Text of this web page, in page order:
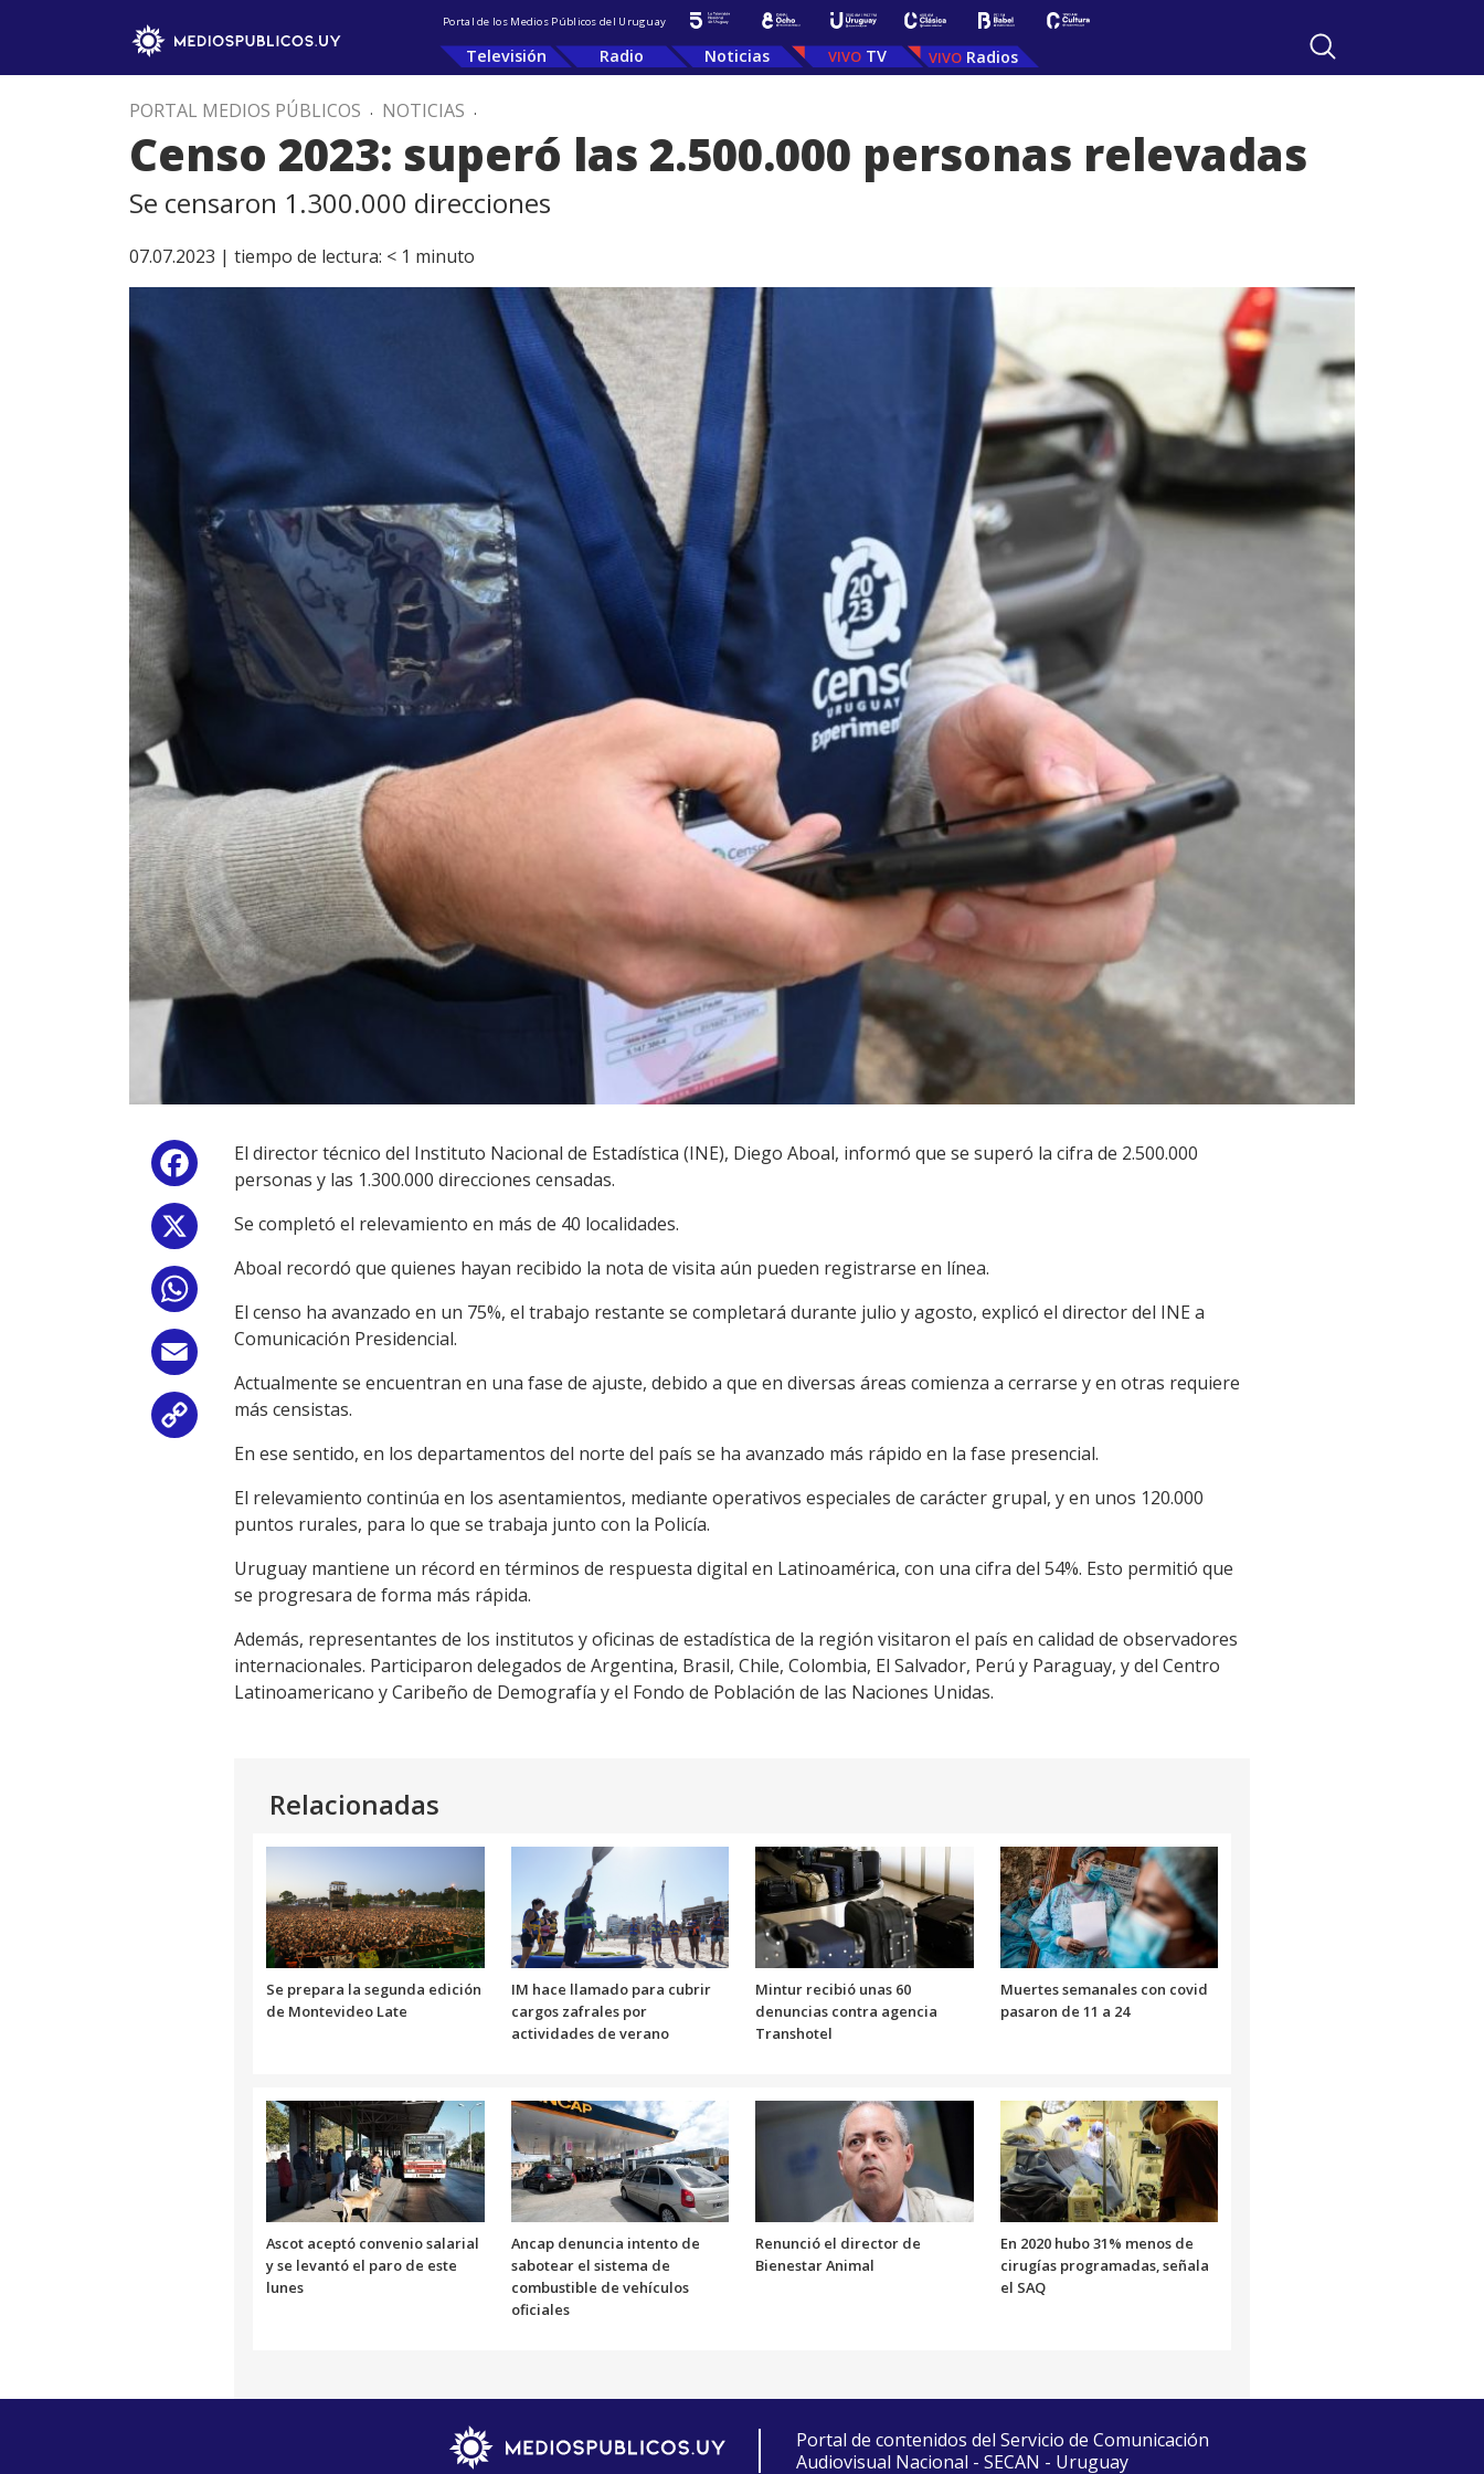
Portal de los Medios Públicos del Uruguay
Televisión Radio Noticias TV Radios
PORTAL MEDIOS PÚBLICOS . NOTICIAS .
Censo 2023: superó las 2.500.000 personas relevadas
Se censaron 1.300.000 direcciones
07.07.2023 | tiempo de lectura: < 1 minuto
Facebook
Copy
Link
El director técnico del Instituto Nacional de Estadística (INE), Diego Aboal, informó que se superó la cifra de 2.500.000
personas y las 1.300.000 direcciones censadas.
Se completó el relevamiento en más de 40 localidades.
Aboal recordó que quienes hayan recibido la nota de visita aún pueden registrarse en línea.
El censo ha avanzado en un 75%, el trabajo restante se completará durante julio y agosto, explicó el director del INE a
Comunicación Presidencial.
Actualmente se encuentran en una fase de ajuste, debido a que en diversas áreas comienza a cerrarse y en otras requiere
más censistas.
En ese sentido, en los departamentos del norte del país se ha avanzado más rápido en la fase presencial.
El relevamiento continúa en los asentamientos, mediante operativos especiales de carácter grupal, y en unos 120.000
puntos rurales, para lo que se trabaja junto con la Policía.
Uruguay mantiene un récord en términos de respuesta digital en Latinoamérica, con una cifra del 54%. Esto permitió que
se progresara de forma más rápida.
Además, representantes de los institutos y oficinas de estadística de la región visitaron el país en calidad de observadores
internacionales. Participaron delegados de Argentina, Brasil, Chile, Colombia, El Salvador, Perú y Paraguay, y del Centro
Latinoamericano y Caribeño de Demografía y el Fondo de Población de las Naciones Unidas.
Relacionadas
Se prepara la segunda edición
de Montevideo Late
IM hace llamado para cubrir
cargos zafrales por
actividades de verano
Mintur recibió unas 60
denuncias contra agencia
Transhotel
Muertes semanales con covid
pasaron de 11 a 24
Ascot aceptó convenio salarial
y se levantó el paro de este
lunes
Ancap denuncia intento de
sabotear el sistema de
combustible de vehículos
oficiales
Renunció el director de
Bienestar Animal
En 2020 hubo 31% menos de
cirugías programadas, señala
el SAQ
Portal de contenidos del Servicio de Comunicación
Audiovisual Nacional - SECAN - Uruguay